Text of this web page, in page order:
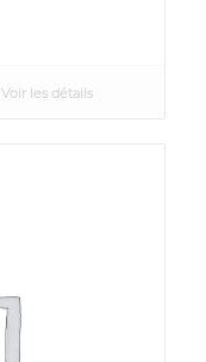
Voir les détails